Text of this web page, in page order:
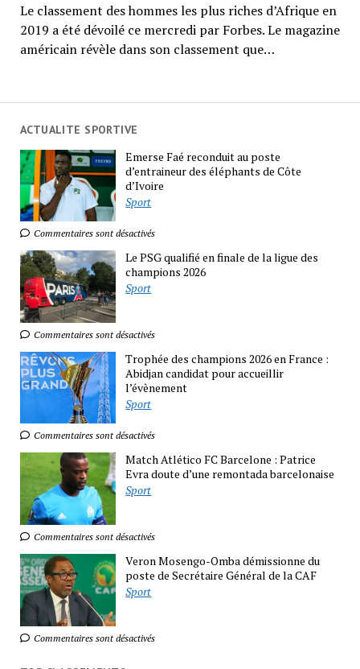
ACTUALITE SPORTIVE
Emerse Faé reconduit au poste
d’entraineur des éléphants de Côte
d’Ivoire
Sport
Commentaires sont désactivés
Le PSG qualifié en finale de la ligue des
champions 2026
Sport
Commentaires sont désactivés
Trophée des champions 2026 en France :
Abidjan candidat pour accueillir
l’évènement
Sport
Commentaires sont désactivés
Match Atlético FC Barcelone : Patrice
Evra doute d’une remontada barcelonaise
Sport
Commentaires sont désactivés
Veron Mosengo-Omba démissionne du
poste de Secrétaire Général de la CAF
Sport
Commentaires sont désactivés
Le classement des hommes les plus riches d’Afrique en
2019 a été dévoilé ce mercredi par Forbes. Le magazine
américain révèle dans son classement que…